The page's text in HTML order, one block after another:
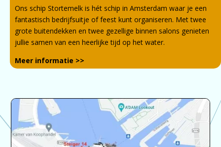
Ons schip Stortemelk is hét schip in Amsterdam waar je een
fantastisch bedrijfsuitje of feest kunt organiseren. Met twee
grote buitendekken en twee gezellige binnen salons genieten
jullie samen van een heerlijke tijd op het water.
Meer informatie >>